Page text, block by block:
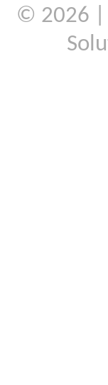
© 2026 |